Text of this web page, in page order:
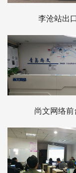
李沧站出口
尚文网络前